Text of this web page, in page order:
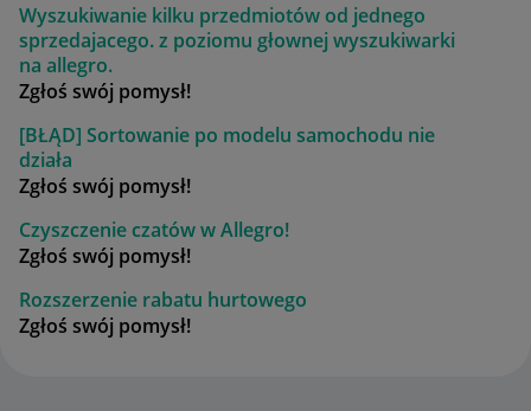
Wyszukiwanie kilku przedmiotów od jednego
sprzedajacego. z poziomu głownej wyszukiwarki
na allegro.
Zgłoś swój pomysł!
[BŁĄD] Sortowanie po modelu samochodu nie
działa
Zgłoś swój pomysł!
Czyszczenie czatów w Allegro!
Zgłoś swój pomysł!
Rozszerzenie rabatu hurtowego
Zgłoś swój pomysł!